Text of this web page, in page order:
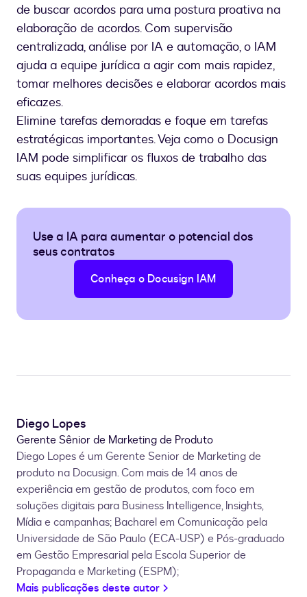
de buscar acordos para uma postura proativa na
elaboração de acordos. Com supervisão
centralizada, análise por IA e automação, o IAM
ajuda a equipe jurídica a agir com mais rapidez,
tomar melhores decisões e elaborar acordos mais
eficazes.
Elimine tarefas demoradas e foque em tarefas
estratégicas importantes. Veja como o Docusign
IAM pode simplificar os fluxos de trabalho das
suas equipes jurídicas.
Use a IA para aumentar o potencial dos
seus contratos
Conheça o Docusign IAM
Diego Lopes
Gerente Sênior de Marketing de Produto
Diego Lopes é um Gerente Senior de Marketing de
produto na Docusign. Com mais de 14 anos de
experiência em gestão de produtos, com foco em
soluções digitais para Business Intelligence, Insights,
Mídia e campanhas; Bacharel em Comunicação pela
Universidade de São Paulo (ECA-USP) e Pós-graduado
em Gestão Empresarial pela Escola Superior de
Propaganda e Marketing (ESPM);
Mais publicações deste autor